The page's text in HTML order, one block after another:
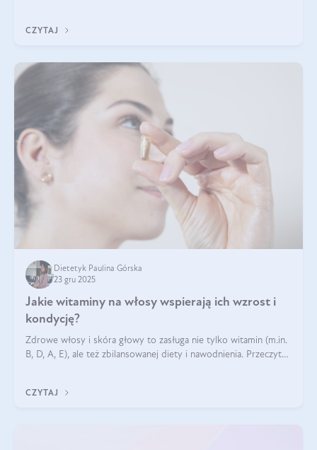
CZYTAJ
Dietetyk Paulina Górska
23 gru 2025
Jakie witaminy na włosy wspierają ich wzrost i
kondycję?
Zdrowe włosy i skóra głowy to zasługa nie tylko witamin (m.in.
B, D, A, E), ale też zbilansowanej diety i nawodnienia. Przeczytaj
CZYTAJ